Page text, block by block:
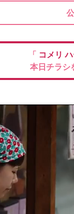
「 コメリ
本日チラシ